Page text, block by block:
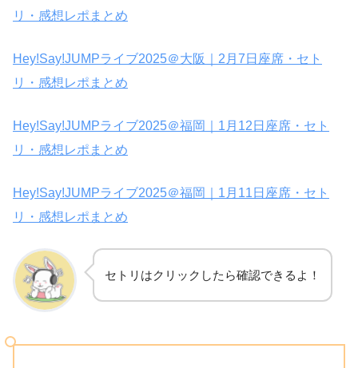
リ・感想レポまとめ
Hey!Say!JUMPライブ2025＠大阪｜2月7日座席・セト
リ・感想レポまとめ
Hey!Say!JUMPライブ2025＠福岡｜1月12日座席・セト
リ・感想レポまとめ
Hey!Say!JUMPライブ2025＠福岡｜1月11日座席・セト
リ・感想レポまとめ
セトリはクリックしたら確認できるよ！